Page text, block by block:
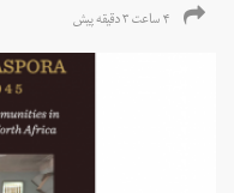
۴ ساعت ۳ دقیقه پیش